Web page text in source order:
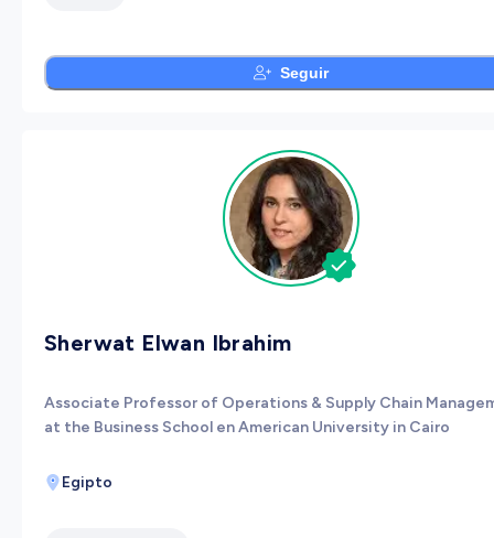
Seguir
Sherwat Elwan Ibrahim
Associate Professor of Operations & Supply Chain
at the Business School en American University in Cairo
Egipto